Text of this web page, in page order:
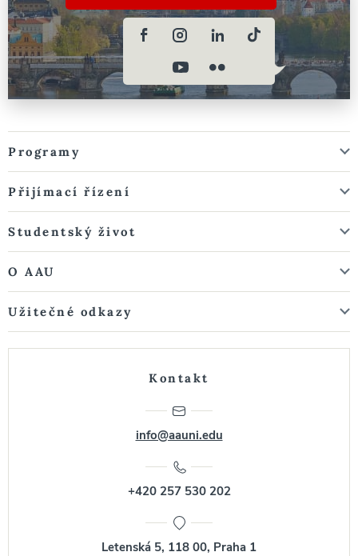
Programy
Přijímací řízení
Studentský život
O AAU
Užitečné odkazy
Kontakt
info@aauni.edu
+420 257 530 202
Letenská 5, 118 00, Praha 1